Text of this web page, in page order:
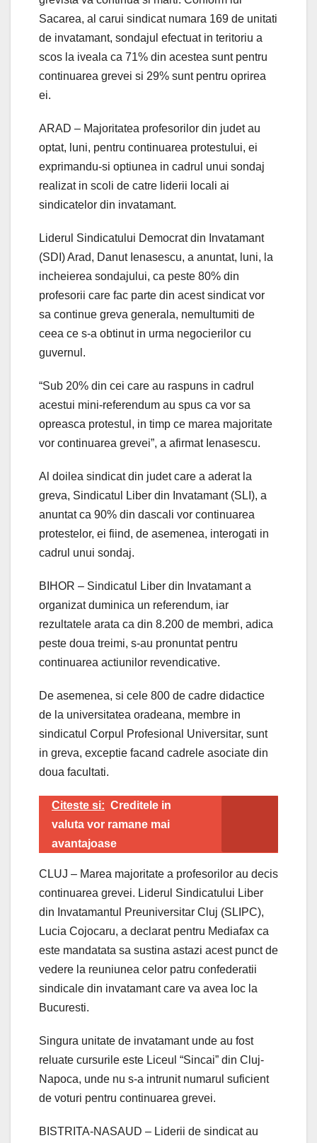
Sacarea, al carui sindicat numara 169 de unitati
de invatamant, sondajul efectuat in teritoriu a
scos la iveala ca 71% din acestea sunt pentru
continuarea grevei si 29% sunt pentru oprirea
ei.
ARAD – Majoritatea profesorilor din judet au
optat, luni, pentru continuarea protestului, ei
exprimandu-si optiunea in cadrul unui sondaj
realizat in scoli de catre liderii locali ai
sindicatelor din invatamant.
Liderul Sindicatului Democrat din Invatamant
(SDI) Arad, Danut Ienasescu, a anuntat, luni, la
incheierea sondajului, ca peste 80% din
profesorii care fac parte din acest sindicat vor
sa continue greva generala, nemultumiti de
ceea ce s-a obtinut in urma negocierilor cu
guvernul.
“Sub 20% din cei care au raspuns in cadrul
acestui mini-referendum au spus ca vor sa
opreasca protestul, in timp ce marea majoritate
vor continuarea grevei”, a afirmat Ienasescu.
Al doilea sindicat din judet care a aderat la
greva, Sindicatul Liber din Invatamant (SLI), a
anuntat ca 90% din dascali vor continuarea
protestelor, ei fiind, de asemenea, interogati in
cadrul unui sondaj.
BIHOR – Sindicatul Liber din Invatamant a
organizat duminica un referendum, iar
rezultatele arata ca din 8.200 de membri, adica
peste doua treimi, s-au pronuntat pentru
continuarea actiunilor revendicative.
De asemenea, si cele 800 de cadre didactice
de la universitatea oradeana, membre in
sindicatul Corpul Profesional Universitar, sunt
in greva, exceptie facand cadrele asociate din
doua facultati.
Citeste si: Creditele in
valuta vor ramane mai
avantajoase
CLUJ – Marea majoritate a profesorilor au decis
continuarea grevei. Liderul Sindicatului Liber
din Invatamantul Preuniversitar Cluj (SLIPC),
Lucia Cojocaru, a declarat pentru Mediafax ca
este mandatata sa sustina astazi acest punct de
vedere la reuniunea celor patru confederatii
sindicale din invatamant care va avea loc la
Bucuresti.
Singura unitate de invatamant unde au fost
reluate cursurile este Liceul “Sincai” din Cluj-
Napoca, unde nu s-a intrunit numarul suficient
de voturi pentru continuarea grevei.
BISTRITA-NASAUD – Liderii de sindicat au